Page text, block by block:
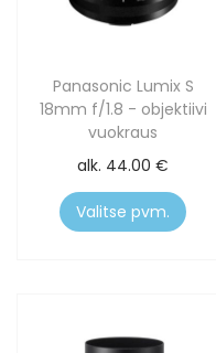
Panasonic Lumix S
18mm f/1.8 - objektiivi
vuokraus
alk. 44.00€
Valitse pvm.